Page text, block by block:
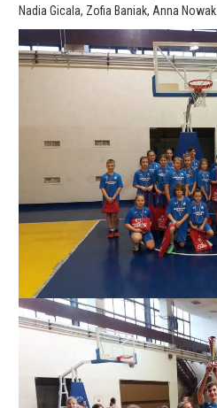
Nadia Gicala, Zofia Baniak, Anna Nowak.